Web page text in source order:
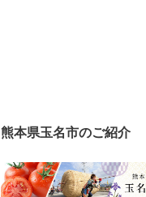
熊本県玉名市のご紹介